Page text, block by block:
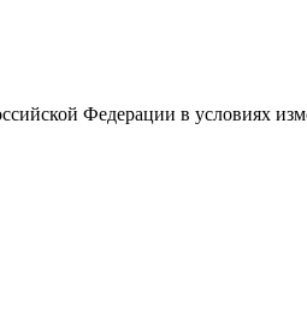
Федерации в условиях